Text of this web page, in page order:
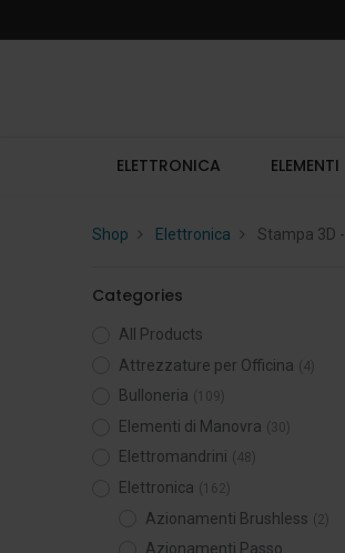
ELETTRONICA
Shop Elettronica Stampa 3D
Categories
All Products
Attrezzature per Officina (4)
Bulloneria (109)
Elementi di Manovra (30)
Elettromandrini (48)
Elettronica (162)
Azionamenti Brushless (2)
Azionamenti Passo